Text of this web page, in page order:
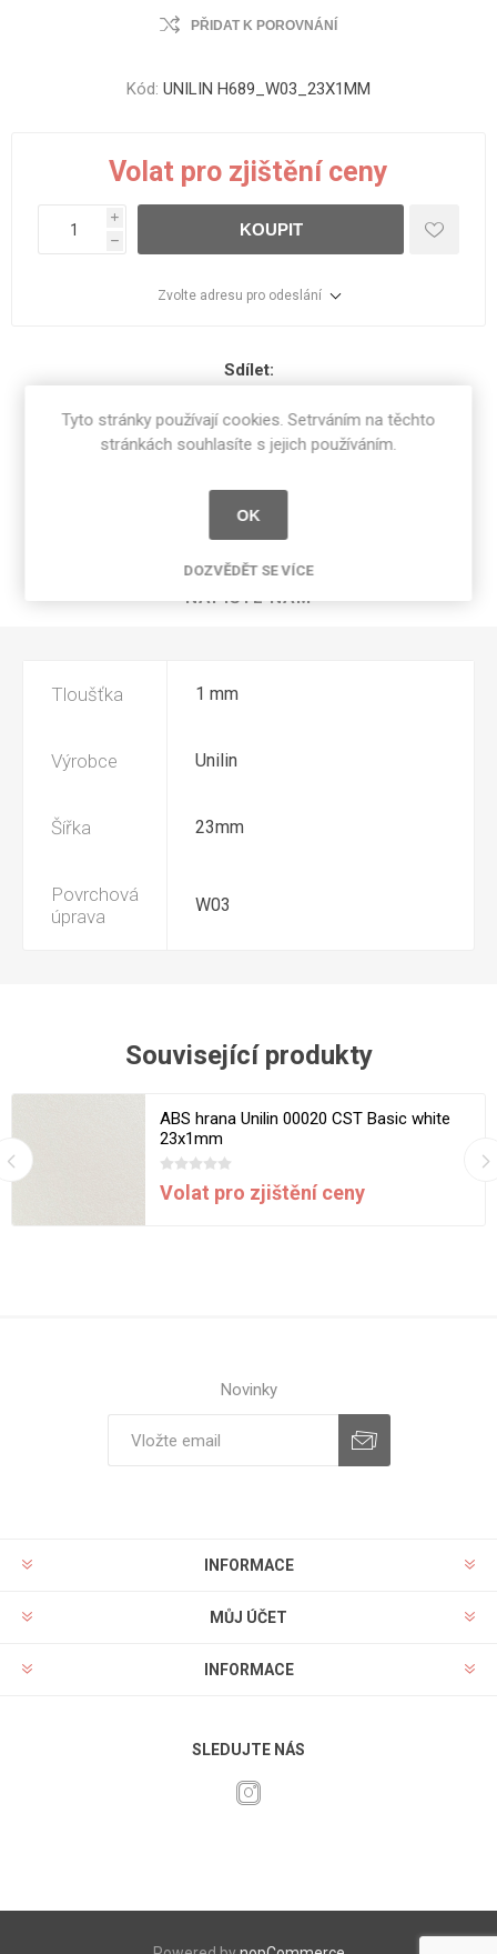
PŘIDAT K POROVNÁNÍ
Kód: UNILIN H689_W03_23X1MM
Volat pro zjištění ceny
i
h
KOUPIT
Zvolte adresu pro odeslání
Sdílet:
SPECIFIKACE PRODUKTU
RECENZE
NAPIŠTE NÁM
Tloušťka 1 mm
Výrobce Unilin
Šířka 23mm
Povrchová
úprava
W03
Související produkty
ABS hrana Unilin 00020 CST Basic white
23x1mm
Volat pro zjištění ceny
Novinky
INFORMACE
MŮJ ÚČET
INFORMACE
SLEDUJTE NÁS
Tyto stránky používají cookies. Setrváním na těchto
stránkách souhlasíte s jejich používáním.
OK
DOZVĚDĚT SE VÍCE